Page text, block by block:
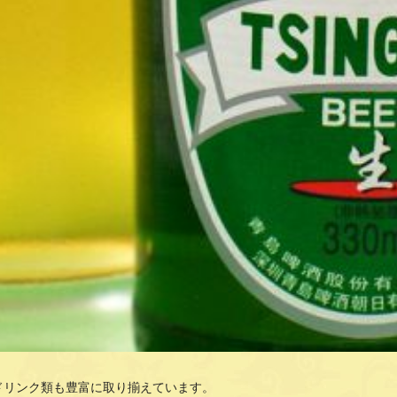
ンク類も豊富に取り揃えています。